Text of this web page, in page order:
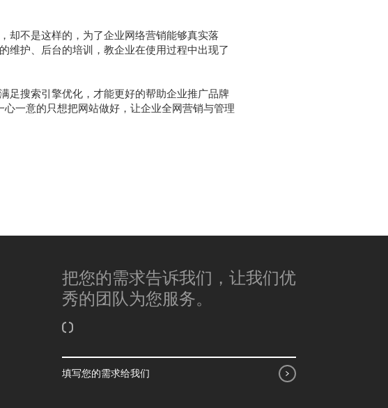
不是这样的，为了企业网络营销能够真实落
维护、后台的培训，教企业在使用过程中出现了
搜索引擎优化，才能更好的帮助企业推广品牌
一意的只想把网站做好，让企业全网营销与管理
把您的需求告诉我们，让我们优
秀的团队为您服务。
填写您的需求给我们
填写您的需求给我们